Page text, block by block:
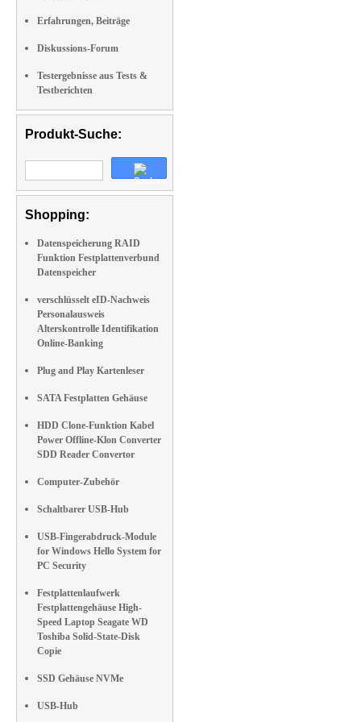
Erfahrungen, Beiträge
Diskussions-Forum
Testergebnisse aus Tests &
Testberichten
Produkt-Suche:
Shopping:
Datenspeicherung RAID
Funktion Festplattenverbund
Datenspeicher
verschlüsselt eID-Nachweis
Personalausweis
Alterskontrolle Identifikation
Online-Banking
Plug and Play Kartenleser
SATA Festplatten Gehäuse
HDD Clone-Funktion Kabel
Power Offline-Klon Converter
SDD Reader Convertor
Computer-Zubehör
Schaltbarer USB-Hub
USB-Fingerabdruck-Module
for Windows Hello System for
PC Security
Festplattenlaufwerk
Festplattengehäuse High-
Speed Laptop Seagate WD
Toshiba Solid-State-Disk
Copie
SSD Gehäuse NVMe
USB-Hub